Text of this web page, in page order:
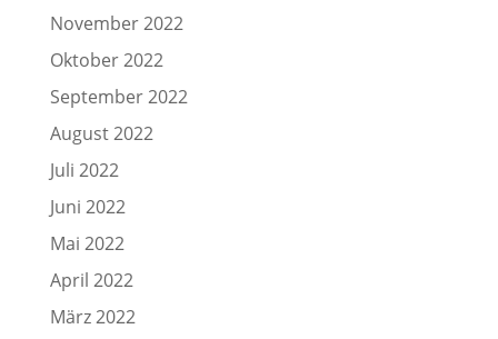
November 2022
Oktober 2022
September 2022
August 2022
Juli 2022
Juni 2022
Mai 2022
April 2022
März 2022